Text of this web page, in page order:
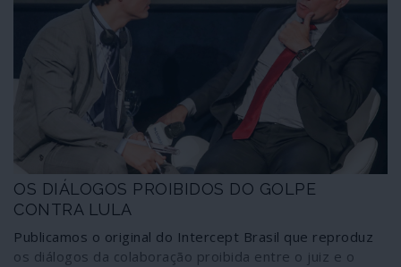
OS DIÁLOGOS PROIBIDOS DO GOLPE
CONTRA LULA
Publicamos o original do Intercept Brasil que reproduz
os diálogos da colaboração proibida entre o juiz e o